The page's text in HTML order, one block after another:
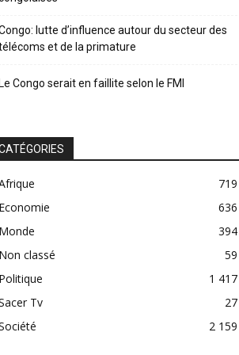
lutte d’influence autour du secteur des
et de la primature
Congo serait en faillite selon le FMI
719
636
394
classé
59
1 417
Tv
27
2 159